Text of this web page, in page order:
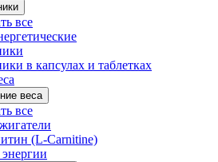
все
в капсулах и таблетках
веса
все
(L-Carnitine)